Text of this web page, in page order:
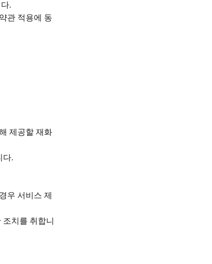
.
관 적용에 동
제공할 재화
다.
우 서비스 제
치를 취합니